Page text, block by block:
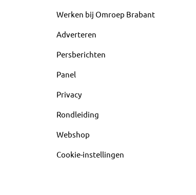
Werken bij Omroep Brabant
Adverteren
Persberichten
Panel
Privacy
Rondleiding
Webshop
Cookie-instellingen